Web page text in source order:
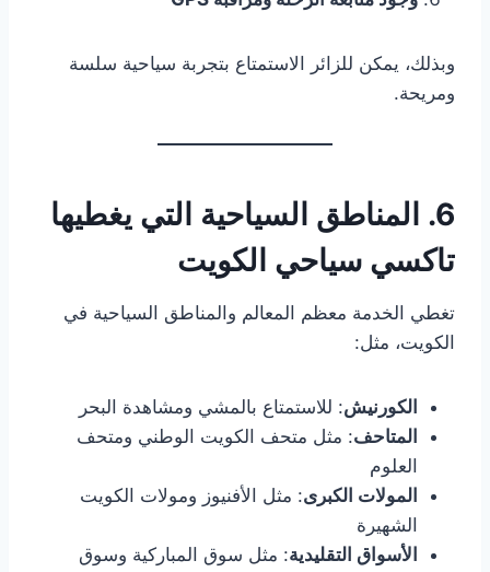
وبذلك، يمكن للزائر الاستمتاع بتجربة سياحية سلسة
ومريحة.
6. المناطق السياحية التي يغطيها
تاكسي سياحي الكويت
تغطي الخدمة معظم المعالم والمناطق السياحية في
الكويت، مثل:
الكورنيش: للاستمتاع بالمشي ومشاهدة البحر
المتاحف: مثل متحف الكويت الوطني ومتحف
العلوم
المولات الكبرى: مثل الأفنيوز ومولات الكويت
الشهيرة
الأسواق التقليدية: مثل سوق المباركية وسوق